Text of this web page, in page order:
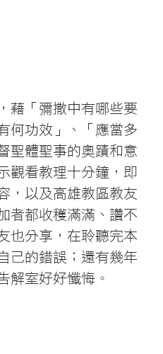
藉「彌撒中有哪些要
何功效」、「應當多
聖體聖事的奧蹟和意
觀看教理十分鐘，即
，以及高雄教區教友
者都收穫滿滿、讚不
也分享，在聆聽完本
己的錯誤；還有幾年
解室好好懺悔。